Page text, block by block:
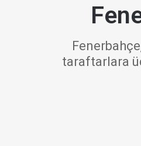
taraftarlara